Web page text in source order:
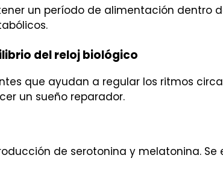
un período de alimentación dentro
del reloj biológico
que ayudan a regular los ritmos
un sueño reparador.
de serotonina y melatonina. Se